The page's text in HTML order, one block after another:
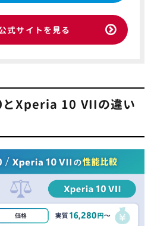
式サイトを見る
Xperia 10 VIIの違い